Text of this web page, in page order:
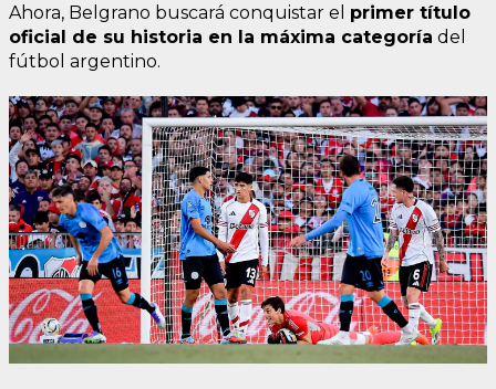
Ahora, Belgrano buscará conquistar el primer título
oficial de su historia en la máxima categoría del
fútbol argentino.